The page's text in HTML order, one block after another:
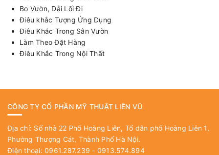
Bo Vườn, Dải Lối Đi
Điêu khắc Tượng Ứng Dụng
Điêu Khắc Trong Sân Vườn
Làm Theo Đặt Hàng
Điêu Khắc Trong Nội Thất
CÔNG TY CỔ PHẦN MỸ THUẬT LIÊN VŨ
Địa chỉ: Số nhà 22 Phố Hoàng Liên, Tổ dân phố Hoàng Liên 1,
Phường Thượng Cát, Thành Phố Hà Nội.
Điện thoại: 0961.287.239 - 0913.574.894